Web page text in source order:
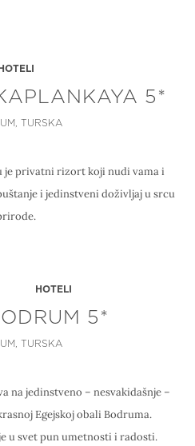
HOTELI
5*
TURSKA
je privatni rizort koji nudi vama i
i jedinstveni doživljaj u srcu
HOTELI
5*
TURSKA
na jedinstveno – nesvakidašnje –
Egejskoj obali Bodruma.
u svet pun umetnosti i radosti.